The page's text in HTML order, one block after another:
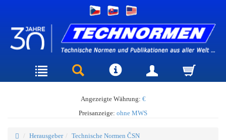
Angezeigte Währung: €
Preisanzeige: ohne MWS
Herausgeber
Technische Normen ČSN